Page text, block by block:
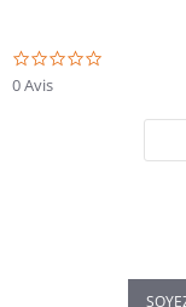
0 Avis